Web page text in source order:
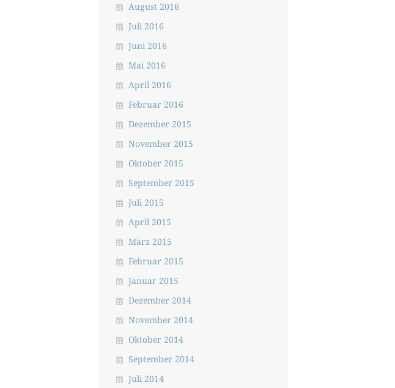
August 2016
Juli 2016
Juni 2016
Mai 2016
April 2016
Februar 2016
Dezember 2015
November 2015
Oktober 2015
September 2015
Juli 2015
April 2015
März 2015
Februar 2015
Januar 2015
Dezember 2014
November 2014
Oktober 2014
September 2014
Juli 2014